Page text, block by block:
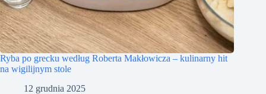
Ryba po grecku według Roberta Makłowicza – kulinarny hit
na wigilijnym stole
12 grudnia 2025